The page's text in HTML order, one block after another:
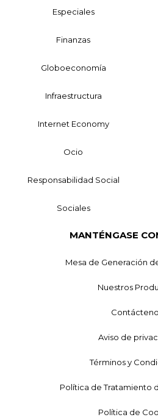
Especiales
Finanzas
Globoeconomía
Infraestructura
Internet Economy
Ocio
Responsabilidad Social
Sociales
MANTÉNGASE
Mesa de Generación
Nuestros
Aviso de
Términos y
Política de Tratamiento
Política de